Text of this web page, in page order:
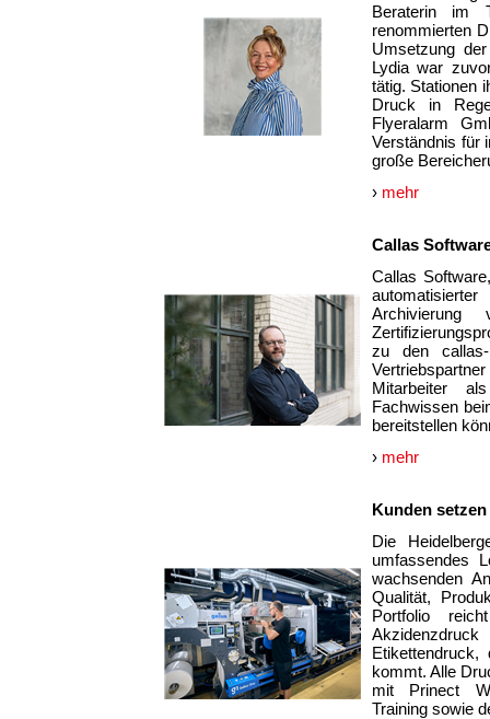
Beraterin im
renommierten
Umsetzung
Lydia war
tätig. Stationen
Druck in
Flyeralarm
Verständnis für
große
› mehr
Callas
Callas
zu den callas-
Mitarbeiter
Fachwissen
bereitstellen
› mehr
Kunden
Die
umfassendes
wachsenden
Qualität,
Portfolio
kommt. Alle
mit Prinect
Training sowie